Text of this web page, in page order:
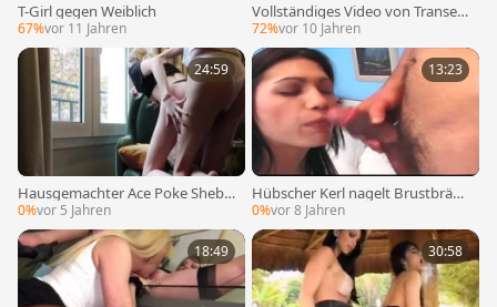
T-Girl gegen Weiblich
67%vor 11 Jahren
Vollständiges Video von Transen,
die Schwänze in 69 verschlingt u
nd Arschlöcher nagelt
72%vor 10 Jahren
24:59
Hausgemachter Ace Poke Shebo
y mit Gal.
0%vor 5 Jahren
13:23
Hübscher Kerl nagelt Brustbräun
e Haar ohne Schutz
0%vor 8 Jahren
18:49 30:58